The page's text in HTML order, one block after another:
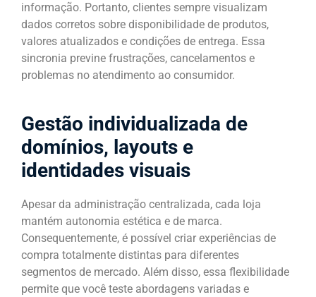
informação. Portanto, clientes sempre visualizam
dados corretos sobre disponibilidade de produtos,
valores atualizados e condições de entrega. Essa
sincronia previne frustrações, cancelamentos e
problemas no atendimento ao consumidor.
Gestão individualizada de
domínios, layouts e
identidades visuais
Apesar da administração centralizada, cada loja
mantém autonomia estética e de marca.
Consequentemente, é possível criar experiências de
compra totalmente distintas para diferentes
segmentos de mercado. Além disso, essa flexibilidade
permite que você teste abordagens variadas e